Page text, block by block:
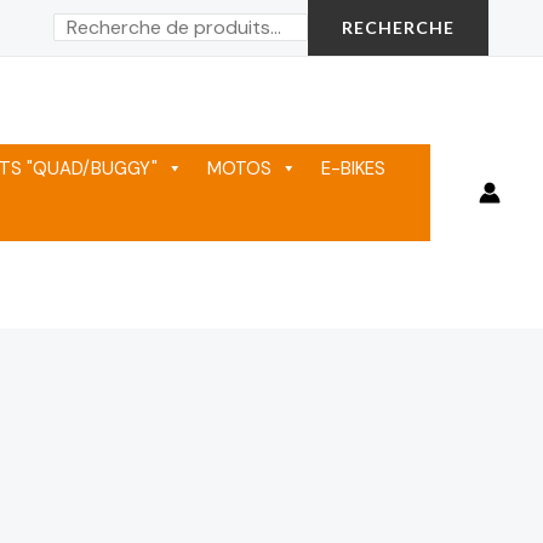
Rechercher RECHERCHE
"QUAD/BUGGY" MOTOS
E-BIKES